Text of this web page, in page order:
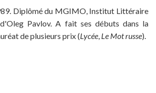
Diplômé du MGIMO, Institut Littéraire
Pavlov. A fait ses débuts dans la
de plusieurs prix (Lycée Le Mot russe).